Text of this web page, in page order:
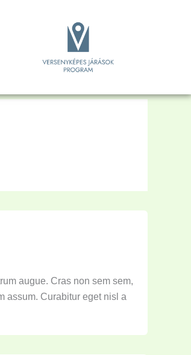
augue. Cras non sem sem,
assum. Curabitur eget nisl a